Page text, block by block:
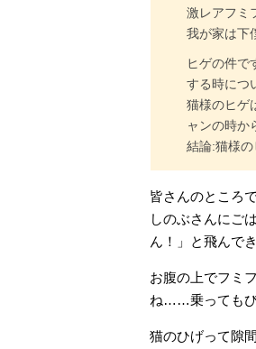
激レアフミ
我が家は下
ヒゲの件で
する時につ
猫様のヒゲ
ャンの時か
結論:猫様
皆さんのところ
しのぶさんにご
ん！」と飛んで
お腹の上でフミ
ね……乗ってもび
猫のひげって隙